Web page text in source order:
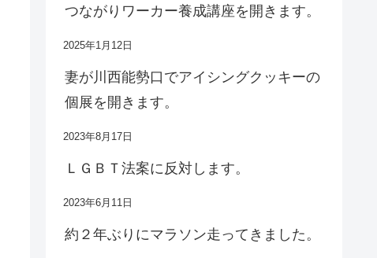
つながりワーカー養成講座を開きます。
2025年1月12日
妻が川西能勢口でアイシングクッキーの
個展を開きます。
2023年8月17日
ＬＧＢＴ法案に反対します。
2023年6月11日
約２年ぶりにマラソン走ってきました。